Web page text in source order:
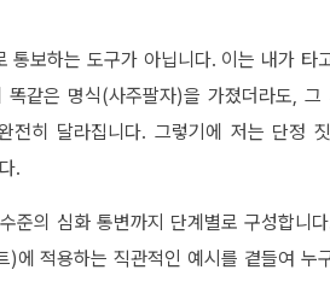
보하는 도구가 아닙니다. 이는 내가 타
똑같은 명식(사주팔자)을 가졌더라도,
전히 달라집니다. 그렇기에 저는 단정
.
준의 심화 통변까지 단계별로 구성합니
에 적용하는 직관적인 예시를 곁들여 누